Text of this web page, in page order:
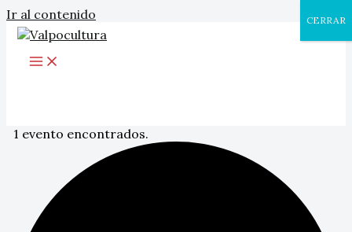
Ir al contenido
1 evento encontrados.
CERRAR